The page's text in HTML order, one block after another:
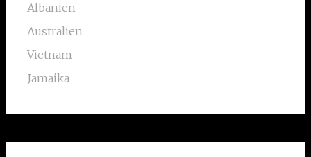
Albanien
Australien
Vietnam
Jamaika